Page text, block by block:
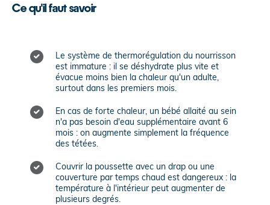
Ce qu'il faut savoir
Le système de thermorégulation du nourrisson
est immature : il se déshydrate plus vite et
évacue moins bien la chaleur qu'un adulte,
surtout dans les premiers mois.
En cas de forte chaleur, un bébé allaité au sein
n'a pas besoin d'eau supplémentaire avant 6
mois : on augmente simplement la fréquence
des tétées.
Couvrir la poussette avec un drap ou une
couverture par temps chaud est dangereux : la
température à l'intérieur peut augmenter de
plusieurs degrés.